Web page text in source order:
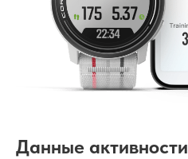
Данные активности